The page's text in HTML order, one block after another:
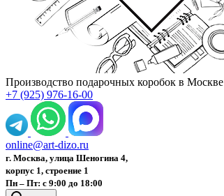
Производство подарочных коробок в Москве
+7 (925) 976-16-00
online@art-dizo.ru
г. Москва, улица Шеногина 4,
корпус 1, строение 1
Пн – Пт: с 9:00 до 18:00